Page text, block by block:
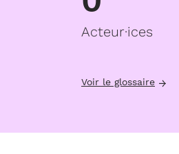
Acteur·ices
Voir le glossaire